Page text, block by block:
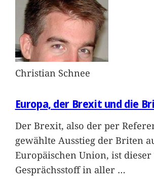
Christian Schnee
Europa, der Brexit und die
Der Brexit, also der per
gewählte Ausstieg der Briten
Europäischen Union, ist dieser
Gesprächsstoff in aller …